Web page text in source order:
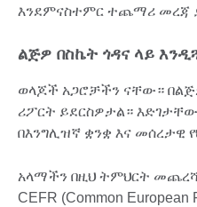
እንደምናስተምር ተጨማሪ መረጃ
ልጅዎ በስኬት ጎዳና ላይ
ወላጆች አጋሮቻችን ናቸው።
ሪፖርት ይደርስዎታል።
በእንግሊዝኛ ቋንቋ እና መሰረታዊ
አላማችን በዚህ ትምህርት መጨረሻ
CEFR (Common European